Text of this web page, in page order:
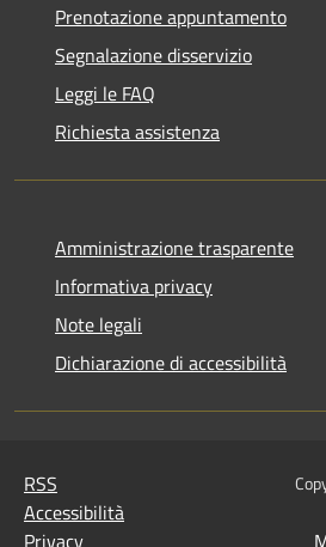
Prenotazione appuntamento
Segnalazione disservizio
Leggi le FAQ
Richiesta assistenza
Amministrazione trasparente
Informativa privacy
Note legali
Dichiarazione di accessibilità
RSS
Accessibilità
Privacy